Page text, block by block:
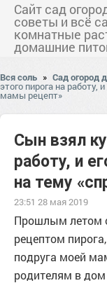
Сайт сад
советы и всё
комнатные
домашние
Вся соль » Сад огород
этого пирога на работу,
мамы рецепт»
Сын взял
работу, и
на тему
23:51 28 мая 2019
Прошлым летом
рецептом
подруга моей
родителям в